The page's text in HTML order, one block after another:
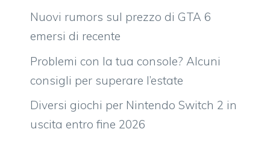
Nuovi rumors sul prezzo di GTA 6
emersi di recente
Problemi con la tua console? Alcuni
consigli per superare l’estate
Diversi giochi per Nintendo Switch 2 in
uscita entro fine 2026